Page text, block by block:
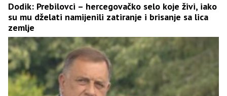
Dodik: Prebilovci – hercegovačko selo koje živi, iako
su mu dželati namijenili zatiranje i brisanje sa lica
zemlje